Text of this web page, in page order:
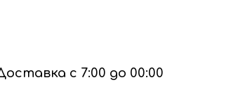
с 7:00 до 00:00